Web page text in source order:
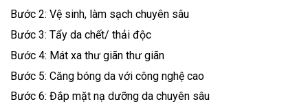
Bước 2: Vệ sinh, làm sạch chuyên sâu
Bước 3: Tẩy da chết/ thải độc
Bước 4: Mát xa thư giãn thư giãn
Bước 5: Căng bóng da với công nghệ cao
Bước 6: Đắp mặt nạ dưỡng da chuyên sâu